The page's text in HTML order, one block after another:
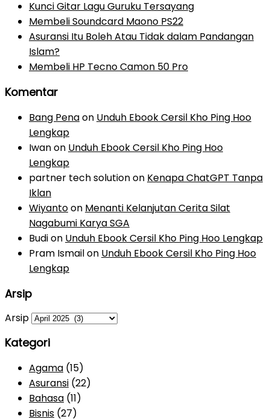
Kunci Gitar Lagu Guruku Tersayang
Membeli Soundcard Maono PS22
Asuransi Itu Boleh Atau Tidak dalam Pandangan
Islam?
Membeli HP Tecno Camon 50 Pro
Komentar
Bang Penaon Unduh Ebook Cersil Kho Ping Hoo
Lengkap
Iwanon Unduh Ebook Cersil Kho Ping Hoo
Lengkap
partner tech solutionon Kenapa ChatGPT Tanpa
Iklan
Wiyantoon Menanti Kelanjutan Cerita Silat
Nagabumi Karya SGA
Budion Unduh Ebook Cersil Kho Ping Hoo Lengkap
Pram Ismailon Unduh Ebook Cersil Kho Ping Hoo
Lengkap
Arsip
Arsip
Kategori
Agama (15)
Asuransi (22)
Bahasa (11)
Bisnis (27)